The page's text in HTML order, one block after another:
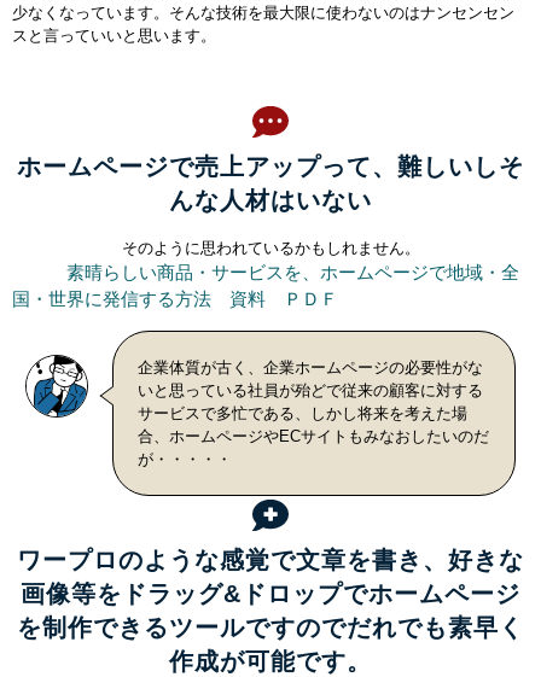
少なくなっています。そんな技術を最大限に使わないのはナンセンセン
スと言っていいと思います。
ホームページで売上アップって、難しいしそ
んな人材はいない
そのように思われているかもしれません。
素晴らしい商品・サービスを、ホームページで地域・全
国・世界に発信する方法 資料 ＰＤＦ
企業体質が古く、企業ホームページの必要性がな
いと思っている社員が殆どで従来の顧客に対する
サービスで多忙である、しかし将来を考えた場
合、ホームページやECサイトもみなおしたいのだ
が・・・・・
ワープロのような感覚で文章を書き、好きな
画像等をドラッグ&ドロップでホームページ
を制作できるツールですのでだれでも素早く
作成が可能です。